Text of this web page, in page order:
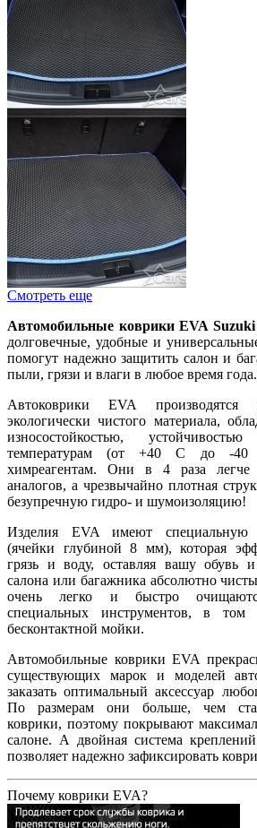
Смотреть еще
Автомобильные коврики EVA
долговечные, удобные и
помогут надежно защитить салон и
пыли, грязи и влаги в любое время года.
Автоковрики EVA производятся
экологически чистого материала,
износостойкостью,
температурам (от +40 С до -40
химреагентам. Они в 4 раза легче
аналогов, а чрезвычайно плотная
безупречную гидро- и шумоизоляцию!
Изделия EVA имеют специальную
(ячейки глубиной 8 мм), которая
грязь и воду, оставляя вашу обувь
салона или багажника абсолютно
очень легко и быстро
специальных инструментов, в
бесконтактной мойки.
Автомобильные коврики EVA
существующих марок и моделей
заказать оптимальный аксессуар
По размерам они больше, чем
коврики, поэтому покрывают
салоне. А двойная система
позволяет надежно зафиксировать
Почему коврики EVA?